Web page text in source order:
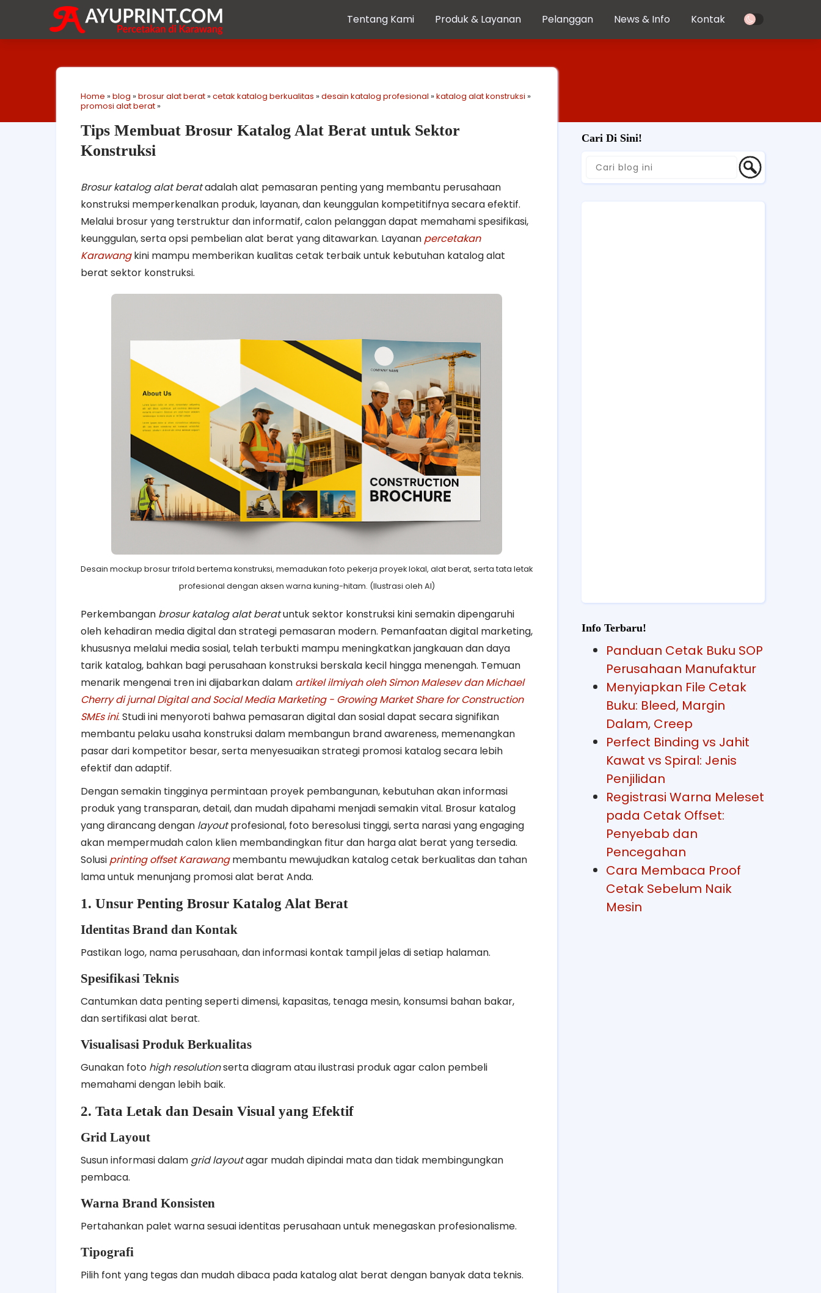
Tentang Kami Produk & Layanan Pelanggan News & Info Kontak
Home »blog »brosur alat berat »cetak katalog berkualitas »desain katalog profesional »katalog alat konstruksi »
promosi alat berat »
Tips Membuat Brosur Katalog Alat Berat untuk Sektor
Konstruksi
Brosur katalog alat beratadalah alat pemasaran penting yang membantu perusahaan
konstruksi memperkenalkan produk, layanan, dan keunggulan kompetitifnya secara efektif.
Melalui brosur yang terstruktur dan informatif, calon pelanggan dapat memahami spesifikasi,
keunggulan, serta opsi pembelian alat berat yang ditawarkan. Layanan percetakan
Karawangkini mampu memberikan kualitas cetak terbaik untuk kebutuhan katalog alat
berat sektor konstruksi.
Desain mockup brosur trifold bertema konstruksi, memadukan foto pekerja proyek lokal, alat berat, serta tata letak
profesional dengan aksen warna kuning-hitam. (Ilustrasi oleh AI)
Perkembangan brosur katalog alat beratuntuk sektor konstruksi kini semakin dipengaruhi
oleh kehadiran media digital dan strategi pemasaran modern. Pemanfaatan digital marketing,
khususnya melalui media sosial, telah terbukti mampu meningkatkan jangkauan dan daya
tarik katalog, bahkan bagi perusahaan konstruksi berskala kecil hingga menengah. Temuan
menarik mengenai tren ini dijabarkan dalam artikel ilmiyah oleh Simon Malesev dan Michael
Cherry di jurnal Digital and Social Media Marketing - Growing Market Share for Construction
SMEs ini. Studi ini menyoroti bahwa pemasaran digital dan sosial dapat secara signifikan
membantu pelaku usaha konstruksi dalam membangun brand awareness, memenangkan
pasar dari kompetitor besar, serta menyesuaikan strategi promosi katalog secara lebih
efektif dan adaptif.
Dengan semakin tingginya permintaan proyek pembangunan, kebutuhan akan informasi
produk yang transparan, detail, dan mudah dipahami menjadi semakin vital. Brosur katalog
yang dirancang dengan layoutprofesional, foto beresolusi tinggi, serta narasi yang engaging
akan mempermudah calon klien membandingkan fitur dan harga alat berat yang tersedia.
Solusi printing offset Karawangmembantu mewujudkan katalog cetak berkualitas dan tahan
lama untuk menunjang promosi alat berat Anda.
1. Unsur Penting Brosur Katalog Alat Berat
Identitas Brand dan Kontak
Pastikan logo, nama perusahaan, dan informasi kontak tampil jelas di setiap halaman.
Spesifikasi Teknis
Cantumkan data penting seperti dimensi, kapasitas, tenaga mesin, konsumsi bahan bakar,
dan sertifikasi alat berat.
Visualisasi Produk Berkualitas
Gunakan foto high resolutionserta diagram atau ilustrasi produk agar calon pembeli
memahami dengan lebih baik.
2. Tata Letak dan Desain Visual yang Efektif
Grid Layout
Susun informasi dalam grid layoutagar mudah dipindai mata dan tidak membingungkan
pembaca.
Warna Brand Konsisten
Pertahankan palet warna sesuai identitas perusahaan untuk menegaskan profesionalisme.
Tipografi
Pilih font yang tegas dan mudah dibaca pada katalog alat berat dengan banyak data teknis.
Cari Di Sini!
Info Terbaru!
Panduan Cetak Buku SOP
Perusahaan Manufaktur
Menyiapkan File Cetak
Buku: Bleed, Margin
Dalam, Creep
Perfect Binding vs Jahit
Kawat vs Spiral: Jenis
Penjilidan
Registrasi Warna Meleset
pada Cetak Offset:
Penyebab dan
Pencegahan
Cara Membaca Proof
Cetak Sebelum Naik
Mesin